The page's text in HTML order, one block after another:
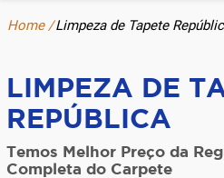
Home /Limpeza de Tapete
LIMPEZA DE
REPÚBLICA
Temos Melhor Preço da
Completa do Carpete